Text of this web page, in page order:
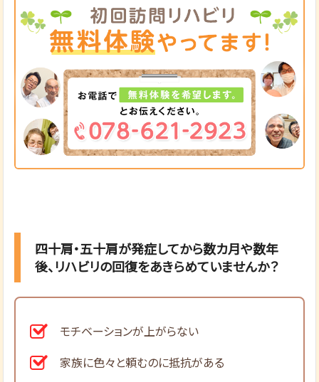
四十肩・五十肩が発症してから数カ月や数年
後、リハビリの回復をあきらめていませんか？
モチベーションが上がらない
家族に色々と頼むのに抵抗がある